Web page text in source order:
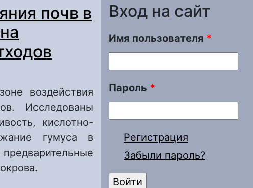
почв в
воздействия
Исследованы
кислотно-
гумуса в
Вход на сайт
Имя пользователя *
Пароль *
Регистрация
Забыли пароль?